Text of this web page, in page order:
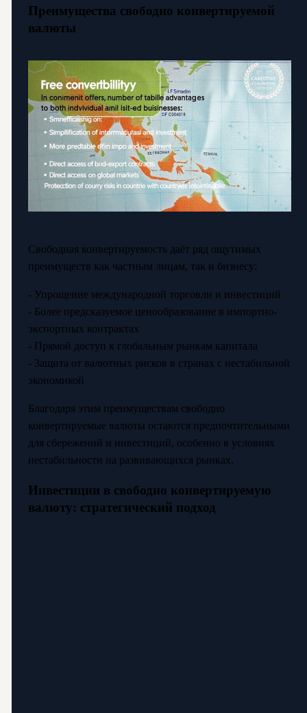
Преимущества свободно конвертируемой
валюты
Свободная конвертируемость даёт ряд ощутимых
преимуществ как частным лицам, так и бизнесу:
- Упрощение международной торговли и инвестиций
- Более предсказуемое ценообразование в импортно-
экспортных контрактах
- Прямой доступ к глобальным рынкам капитала
- Защита от валютных рисков в странах с нестабильной
экономикой
Благодаря этим преимуществам свободно
конвертируемые валюты остаются предпочтительными
для сбережений и инвестиций, особенно в условиях
нестабильности на развивающихся рынках.
Инвестиции в свободно конвертируемую
валюту: стратегический подход